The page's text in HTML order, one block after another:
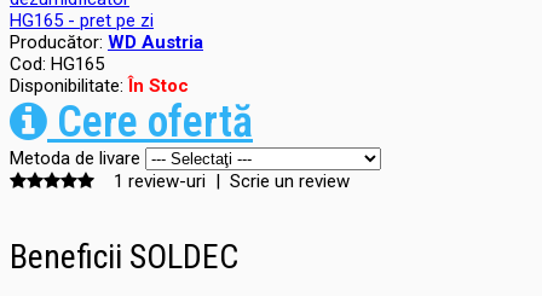
Producător: WD Austria
Cod: HG165
Disponibilitate: În Stoc
Cere ofertă
Metoda de livare
1 review-uri | Scrie un review
Beneficii SOLDEC